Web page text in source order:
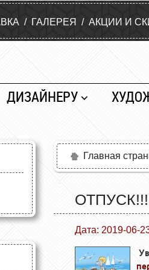
/ ГАЛЕРЕЯ / АКЦИИ И
ДИЗАЙНЕРУ
Главная
ОТПУСК!!!
Дата: 2019-06-